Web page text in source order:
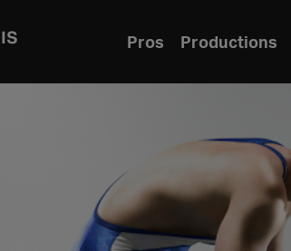
Pros Productions